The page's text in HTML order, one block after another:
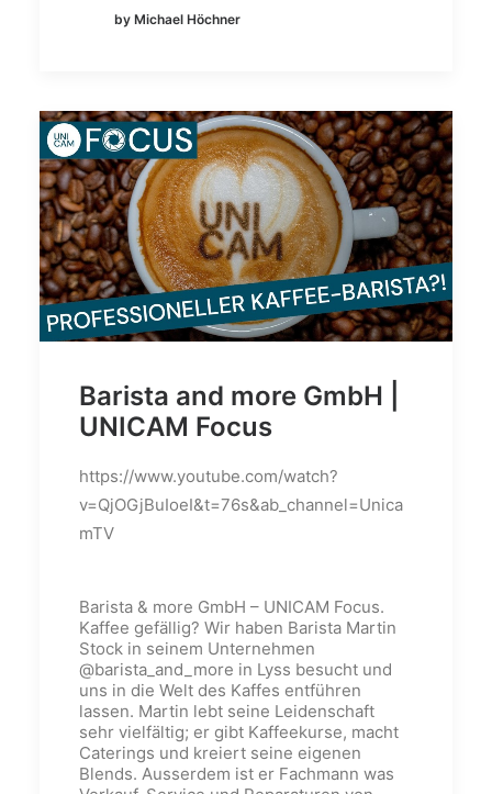
by Michael Höchner
Barista and more GmbH |
UNICAM Focus
https://www.youtube.com/watch?
v=QjOGjBuIoeI&t=76s&ab_channel=Unica
mTV
Barista & more GmbH – UNICAM Focus.
Kaffee gefällig? Wir haben Barista Martin
Stock in seinem Unternehmen
@barista_and_more in Lyss besucht und
uns in die Welt des Kaffes entführen
lassen. Martin lebt seine Leidenschaft
sehr vielfältig; er gibt Kaffeekurse, macht
Caterings und kreiert seine eigenen
Blends. Ausserdem ist er Fachmann was